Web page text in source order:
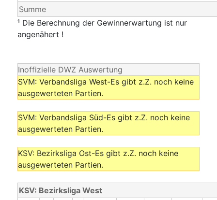
Summe
¹ Die Berechnung der Gewinnerwartung ist nur
angenähert !
Inoffizielle DWZ Auswertung
SVM: Verbandsliga West-Es gibt z.Z. noch keine
ausgewerteten Partien.
SVM: Verbandsliga Süd-Es gibt z.Z. noch keine
ausgewerteten Partien.
KSV: Bezirksliga Ost-Es gibt z.Z. noch keine
ausgewerteten Partien.
KSV: Bezirksliga West